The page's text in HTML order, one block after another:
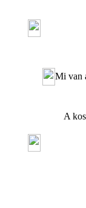
Mi van
A